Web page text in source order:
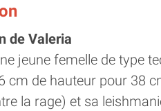
de Valeria
jeune femelle de type
cm de hauteur pour 38
la rage) et sa